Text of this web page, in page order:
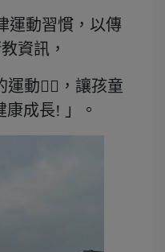
運動習慣，以傳
資訊，
動🏃‍♀️，讓孩童
成長! 」。